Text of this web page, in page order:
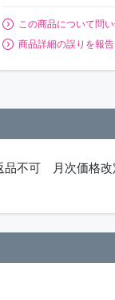
この商品について問
商品詳細の誤りを報告
不可 月次価格